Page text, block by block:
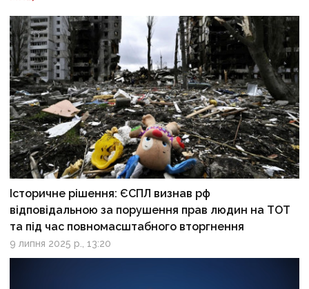
Історичне рішення: ЄСПЛ визнав рф
відповідальною за порушення прав людин на ТОТ
та під час повномасштабного вторгнення
9 липня 2025 р., 13:20